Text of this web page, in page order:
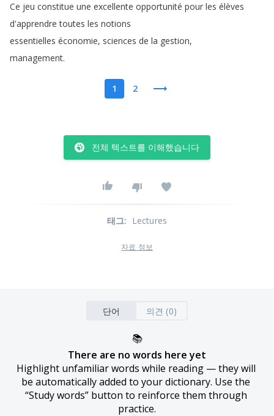
Ce jeu constitue une excellente opportunité pour les élèves
d'apprendre toutes les notions
essentielles économie, sciences de la gestion,
management.
1 2
전체 텍스트를 이해했습니다
태그: Lectures
자료 정보
단어 의견 (0)
📚
There are no words here yet
Highlight unfamiliar words while reading — they will
be automatically added to your dictionary. Use the
“Study words” button to reinforce them through
practice.